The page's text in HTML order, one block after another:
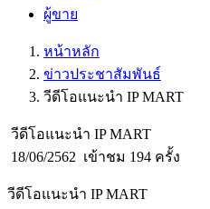
ผู้ขาย
หน้าหลัก
ข่าวประชาสัมพันธ์
วีดีโอแนะนำ IP MART
วีดีโอแนะนำ IP MART
18/06/2562 เข้าชม 194 ครั้ง
วีดีโอแนะนำ IP MART